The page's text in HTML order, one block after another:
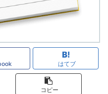
はてブ
コピー